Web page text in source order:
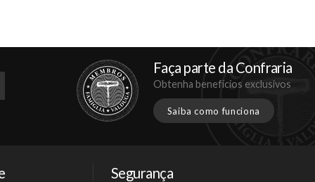
Faça parte da Confraria
Obtenha benefícios exclusivos
Saiba como funciona
Segurança